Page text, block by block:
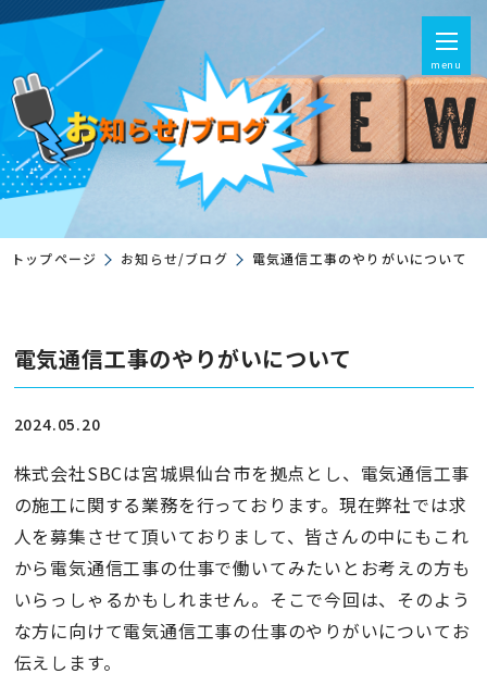
menu
トップページ お知らせ/ブログ 電気通信工事のやりがいについて
電気通信工事のやりがいについて
2024.05.20
株式会社SBCは宮城県仙台市を拠点とし、電気通信工事
の施工に関する業務を行っております。現在弊社では求
人を募集させて頂いておりまして、皆さんの中にもこれ
から電気通信工事の仕事で働いてみたいとお考えの方も
いらっしゃるかもしれません。そこで今回は、そのよう
な方に向けて電気通信工事の仕事のやりがいについてお
伝えします。